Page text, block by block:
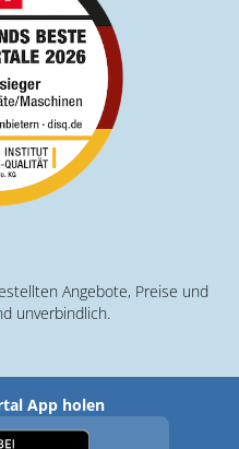
Angebote, Preise und
unverbindlich.
App holen